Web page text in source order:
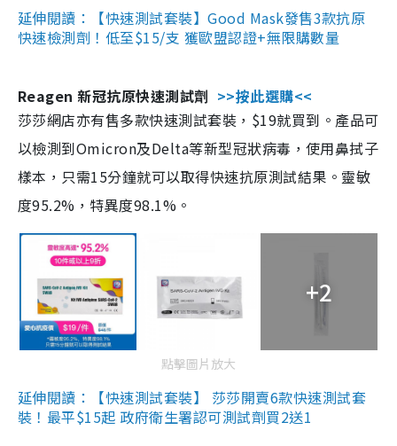
延伸閱讀：【快速測試套裝】Good Mask發售3款抗原
快速檢測劑！低至$15/支 獲歐盟認證+無限購數量
Reagen 新冠抗原快速測試劑 >>按此選購<<
莎莎網店亦有售多款快速測試套裝，$19就買到。產品可
以檢測到Omicron及Delta等新型冠狀病毒，使用鼻拭子
樣本，只需15分鐘就可以取得快速抗原測試結果。靈敏
度95.2%，特異度98.1%。
+2
點擊圖片放大
延伸閱讀：【快速測試套裝】 莎莎開賣6款快速測試套
裝！最平$15起 政府衛生署認可測試劑買2送1